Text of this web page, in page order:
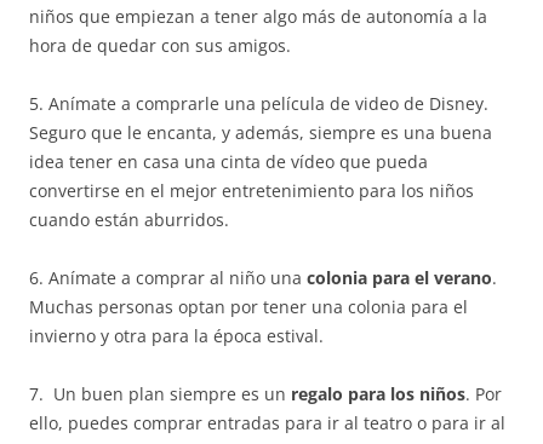
niños que empiezan a tener algo más de autonomía a la
hora de quedar con sus amigos.
5. Anímate a comprarle una película de video de Disney.
Seguro que le encanta, y además, siempre es una buena
idea tener en casa una cinta de vídeo que pueda
convertirse en el mejor entretenimiento para los niños
cuando están aburridos.
6. Anímate a comprar al niño una colonia para el verano.
Muchas personas optan por tener una colonia para el
invierno y otra para la época estival.
7. Un buen plan siempre es un regalo para los niños. Por
ello, puedes comprar entradas para ir al teatro o para ir al